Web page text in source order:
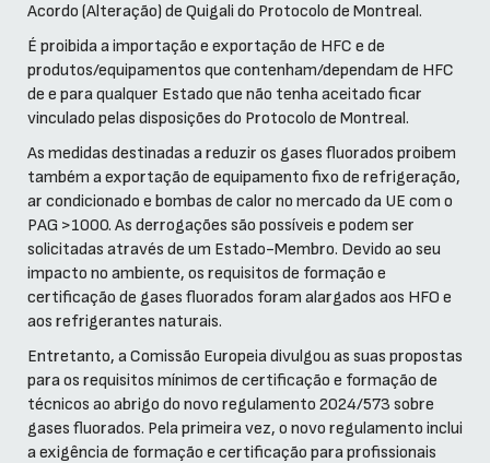
Acordo (Alteração) de Quigali do Protocolo de Montreal.
É proibida a importação e exportação de HFC e de
produtos/equipamentos que contenham/dependam de HFC
de e para qualquer Estado que não tenha aceitado ficar
vinculado pelas disposições do Protocolo de Montreal.
As medidas destinadas a reduzir os gases fluorados proibem
também a exportação de equipamento fixo de refrigeração,
ar condicionado e bombas de calor no mercado da UE com o
PAG >1000. As derrogações são possíveis e podem ser
solicitadas através de um Estado-Membro. Devido ao seu
impacto no ambiente, os requisitos de formação e
certificação de gases fluorados foram alargados aos HFO e
aos refrigerantes naturais.
Entretanto, a Comissão Europeia divulgou as suas propostas
para os requisitos mínimos de certificação e formação de
técnicos ao abrigo do novo regulamento 2024/573 sobre
gases fluorados. Pela primeira vez, o novo regulamento inclui
a exigência de formação e certificação para profissionais